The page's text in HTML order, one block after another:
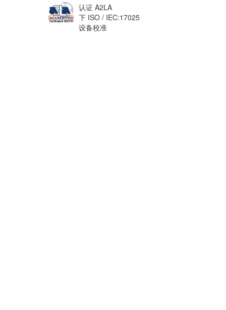
认证 A2LA
下 ISO / IEC:17025
设备校准